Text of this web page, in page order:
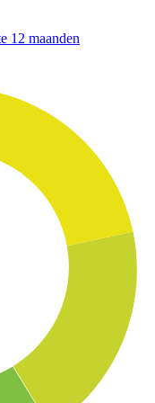
12 maanden